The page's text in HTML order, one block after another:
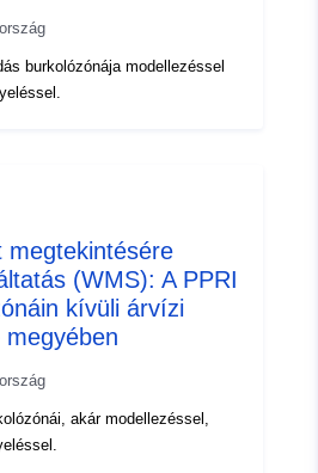
Erőforrás:
http://inspire.ec.europa.eu/
burkolózónája modellezéssel
megtekintésére
(WMS): A PPRI
kívüli árvízi
akár modellezéssel,